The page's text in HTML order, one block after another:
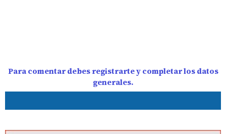
Para comentar debes registrarte y completar los datos
generales.